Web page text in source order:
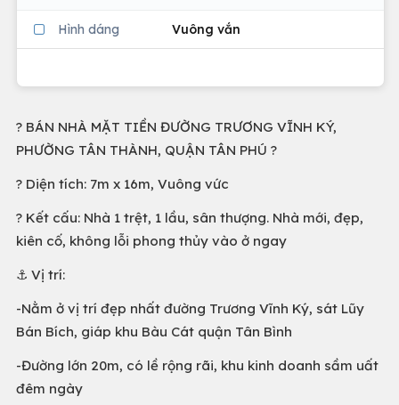
Hình dáng Vuông vắn
? BÁN NHÀ MẶT TIỀN ĐƯỜNG TRƯƠNG VĨNH KÝ,
PHƯỜNG TÂN THÀNH, QUẬN TÂN PHÚ ?
? Diện tích: 7m x 16m, Vuông vức
? Kết cấu: Nhà 1 trệt, 1 lầu, sân thượng. Nhà mới, đẹp,
kiên cố, không lỗi phong thủy vào ở ngay
⚓️ Vị trí:
-Nằm ở vị trí đẹp nhất đường Trương Vĩnh Ký, sát Lũy
Bán Bích, giáp khu Bàu Cát quận Tân Bình
-Đường lớn 20m, có lề rộng rãi, khu kinh doanh sầm uất
đêm ngày